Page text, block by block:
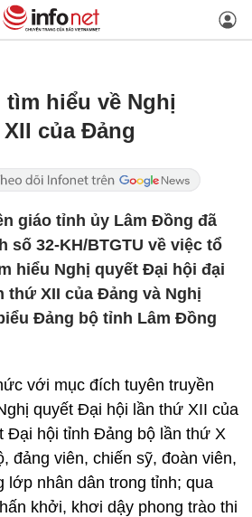
hiểu về Nghị
của Đảng
giáo tỉnh ủy Lâm Đồng đã
số 32-KH/BTGTU về việc tổ
hiểu Nghị quyết Đại hội đại
thứ XII của Đảng và Nghị
Đảng bộ tỉnh Lâm Đồng
với mục đích tuyên truyền
quyết Đại hội lần thứ XII của
Đại hội tỉnh Đảng bộ lần thứ X
đảng viên, chiến sỹ, đoàn viên,
lớp nhân dân trong tỉnh; qua
khởi, khơi dậy phong trào thi